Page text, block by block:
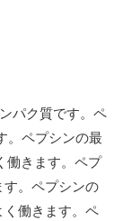
パク質です。ペ
。ペプシンの最
働きます。ペプ
す。ペプシンの
働きます。ペ